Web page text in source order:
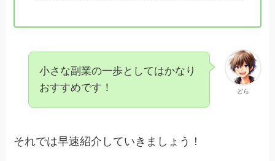
どら
小さな副業の一歩としてはかなり
おすすめです！
それでは早速紹介していきましょう！